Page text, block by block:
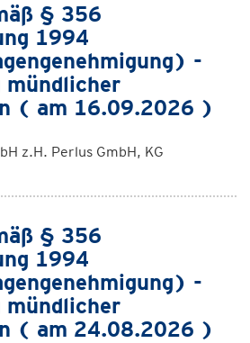
§ 356
1994
-
mündlicher
( am 16.09.2026 )
z.H. Perlus GmbH, KG
§ 356
1994
-
mündlicher
( am 24.08.2026 )